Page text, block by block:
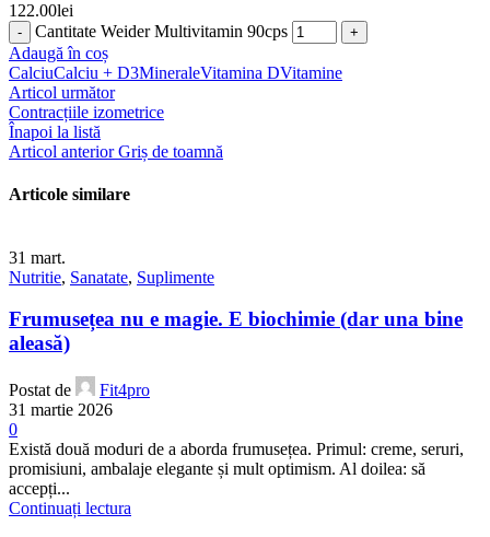
122.00lei
Cantitate Weider Multivitamin 90cps
Adaugă în coș
CalciuCalciu + D3MineraleVitamina DVitamine
Articol următor
Contracțiile izometrice
Înapoi la listă
Articol anterior Griș de toamnă
Articole similare
31 mart.
Nutritie, Sanatate, Suplimente
Frumusețea nu e magie. E biochimie (dar una bine
aleasă)
Postat de
Fit4pro
31 martie 2026
0
Există două moduri de a aborda frumusețea. Primul: creme, seruri,
promisiuni, ambalaje elegante și mult optimism. Al doilea: să
accepți...
Continuați lectura